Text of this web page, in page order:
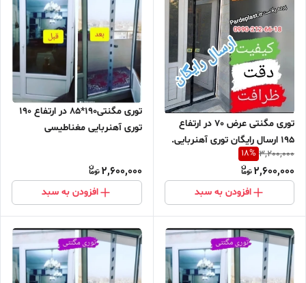
توری مگنتی عرض 70 در ارتفاع
195 ارسال رایگان توری آهنربایی.
مغناطیسی . مگنتیک . توری پشه
. پشه بند . پرده مگنتی .پرده
توری بالکن . توری پشه . پشه بند
. پرده مغازه
3,200,000
18%
2,600,000
افزودن به سبد
توری مگنتی190*85 در ارتفاع 190
توری آهنربایی مغناطیسی
مغازه پرده مغازه
2,600,000
افزودن به سبد